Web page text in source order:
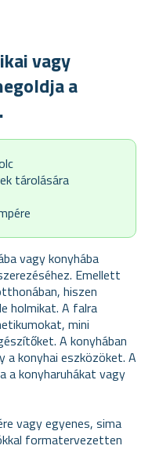
vagy
a
tárolására
vagy konyhába
Emellett
hiszen
holmikat. A falra
mini
A konyhában
konyhai eszközöket. A
a konyharuhákat vagy
vagy egyenes, sima
formatervezetten